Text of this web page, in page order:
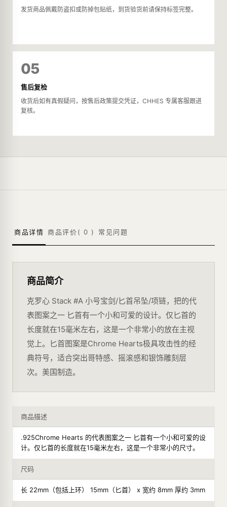
发货商品佩戴防盗扣或防掉包贴纸，到货验货前请保持标签完整。
05
售后复检
收货后如有真假疑问，按售后政策提交凭证，CHHES 专属客服跟进
复核。
商品详情 商品评价( 0 ) 常见问题
商品简介
克罗心 Stack #A 小号宝剑/匕首吊坠/项链，把的代
表图案之一 匕首有一个小和可爱的设计。仅匕首的
长度就在15毫米左右，这是一个非常小的放在主视
觉上。匕首图案是Chrome Hearts极具攻击性的经
典符号，适合突出哥特感、摇滚感和银饰雕刻层
次。美国制造。
商品描述
.925Chrome Hearts 的代表图案之一 匕首有一个小和可爱的设
计。仅匕首的长度就在15毫米左右，这是一个非常小的尺寸。
尺码
长 22mm（包括上环） 15mm（匕首） x 宽约 8mm 厚约 3mm